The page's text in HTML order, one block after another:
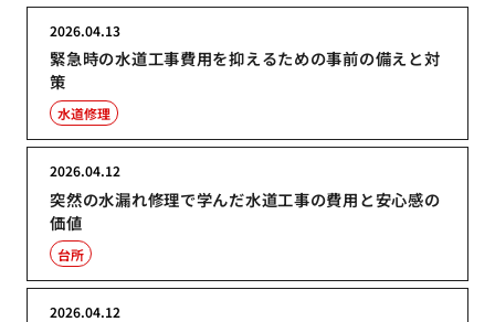
緊急時の水道工事費用を抑えるための事前の備えと対
策
2026.04.13
水道修理
突然の水漏れ修理で学んだ水道工事の費用と安心感の
価値
2026.04.12
台所
2026.04.12